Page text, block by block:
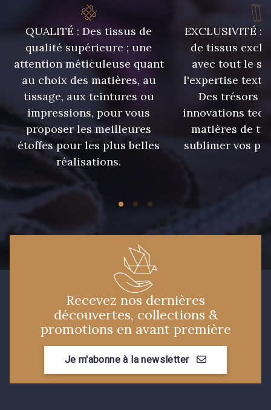
26 - Bleu Canard
66 - Camel 913 - Noir
919 - Beige Sable 920 - Bronze
926 - Bleu Grisé Foncé
59 - 59
949 - 949 935 - 935
QUALITÉ : Des tissus de
qualité supérieure ; une
attention méticuleuse quant
au choix des matières, au
tissage, aux teintures ou
impressions, pour vous
proposer les meilleures
étoffes pour les plus belles
réalisations.
EXCLUSIVITÉ :
de tissus
avec tout le
l'expertise
Des trésors
innovations
matières de
sublimer vos
Recevez nos dernières
découvertes, collections &
promotions en avant première
Je m'abonne à la newsletter